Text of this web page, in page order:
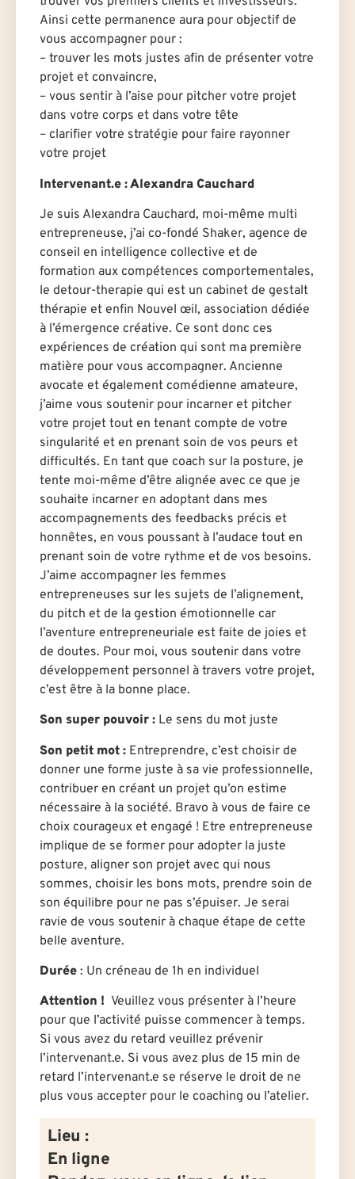
Ainsi cette permanence aura pour objectif de
vous accompagner pour :
– trouver les mots justes afin de présenter votre
projet et convaincre,
– vous sentir à l’aise pour pitcher votre projet
dans votre corps et dans votre tête
– clarifier votre stratégie pour faire rayonner
votre projet
Intervenant.e : Alexandra Cauchard
Je suis Alexandra Cauchard, moi-même multi
entrepreneuse, j’ai co-fondé Shaker, agence de
conseil en intelligence collective et de
formation aux compétences comportementales,
le detour-therapie qui est un cabinet de gestalt
thérapie et enfin Nouvel œil, association dédiée
à l’émergence créative. Ce sont donc ces
expériences de création qui sont ma première
matière pour vous accompagner. Ancienne
avocate et également comédienne amateure,
j’aime vous soutenir pour incarner et pitcher
votre projet tout en tenant compte de votre
singularité et en prenant soin de vos peurs et
difficultés. En tant que coach sur la posture, je
tente moi-même d’être alignée avec ce que je
souhaite incarner en adoptant dans mes
accompagnements des feedbacks précis et
honnêtes, en vous poussant à l’audace tout en
prenant soin de votre rythme et de vos besoins.
J’aime accompagner les femmes
entrepreneuses sur les sujets de l’alignement,
du pitch et de la gestion émotionnelle car
l’aventure entrepreneuriale est faite de joies et
de doutes. Pour moi, vous soutenir dans votre
développement personnel à travers votre projet,
c’est être à la bonne place.
Son super pouvoir : Le sens du mot juste
Son petit mot : Entreprendre, c’est choisir de
donner une forme juste à sa vie professionnelle,
contribuer en créant un projet qu’on estime
nécessaire à la société. Bravo à vous de faire ce
choix courageux et engagé ! Etre entrepreneuse
implique de se former pour adopter la juste
posture, aligner son projet avec qui nous
sommes, choisir les bons mots, prendre soin de
son équilibre pour ne pas s’épuiser. Je serai
ravie de vous soutenir à chaque étape de cette
belle aventure.
Durée : Un créneau de 1h en individuel
Attention ! Veuillez vous présenter à l’heure
pour que l’activité puisse commencer à temps.
Si vous avez du retard veuillez prévenir
l’intervenant.e. Si vous avez plus de 15 min de
retard l’intervenant.e se réserve le droit de ne
plus vous accepter pour le coaching ou l’atelier.
Lieu :
En ligne